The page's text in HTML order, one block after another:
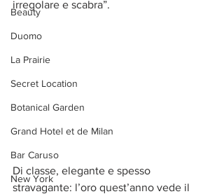
Beauty
Duomo
La Prairie
Secret Location
Botanical Garden
Grand Hotel et de Milan
Bar Caruso
New York
irregolare e scabra”.
Di classe, elegante e spesso
stravagante: l’oro quest’anno vede il